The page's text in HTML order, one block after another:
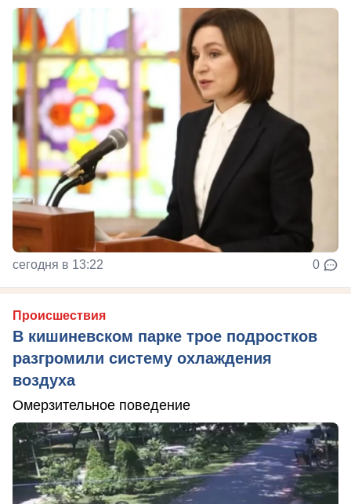
сегодня в 13:22 0
Происшествия
В кишиневском парке трое подростков
разгромили систему охлаждения
воздуха
Омерзительное поведение